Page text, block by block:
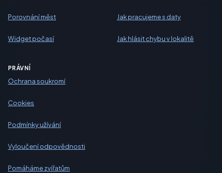
Porovnání měst
Widget počasí
Jak pracujeme s daty
Jak hlásit chybu v lokalitě
PRÁVNÍ
Ochrana soukromí
Cookies
Podmínky užívání
Vyloučení odpovědnosti
Pomáháme zvířatům